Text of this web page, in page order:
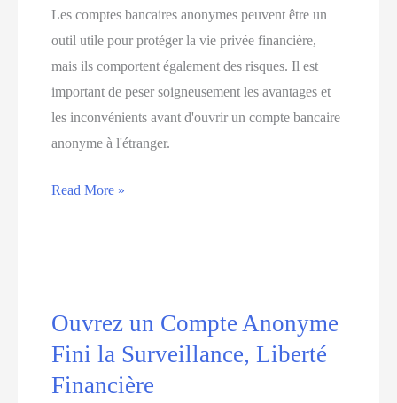
Les comptes bancaires anonymes peuvent être un
outil utile pour protéger la vie privée financière,
mais ils comportent également des risques. Il est
important de peser soigneusement les avantages et
les inconvénients avant d'ouvrir un compte bancaire
anonyme à l'étranger.
Ouvrir
à
l’étranger
Risques
Read More »
Ouvrez un Compte Anonyme
Fini la Surveillance, Liberté
Financière